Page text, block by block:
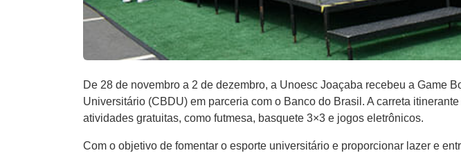
De 28 de novembro a 2 de dezembro, a Unoesc Joaçaba recebeu a Game
Universitário (CBDU) em parceria com o Banco do Brasil. A carreta
atividades gratuitas, como futmesa, basquete 3×3 e jogos eletrônicos.
Com o objetivo de fomentar o esporte universitário e proporcionar lazer e